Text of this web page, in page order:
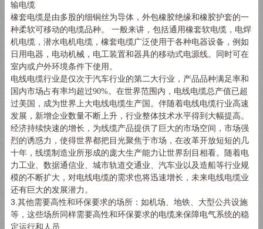
输电缆
橡套电缆是由多股的细铜丝为导体，外包橡胶绝缘和橡胶护套的一
种柔软可移动的电缆品种。 一般来讲，包括通用橡套软电缆，电焊
机电缆，潜水电机电缆，橡套电缆广泛使用于各种电器设备，例如
日用电器，电动机械，电工装置和器具的移动式电源线。同时可在
室内或户外环境条件下使用。
电线电缆行业是仅次于汽车行业的第二大行业，产品品种满足率和
国内市场占有率均超过90%。在世界范围内，电线电缆总产值已超
过美国，成为世界上大电线电缆生产国。伴随着电线电缆行业高速
发展，新增企业数量不断上升，行业整体技术水平得到大幅提高。
经济持续快速的增长，为线缆产品提供了巨大的市场空间，市场强
烈的诱惑力，使得世界都把目光聚焦于市场，在改革开放短短的几
十年，线缆制造业所形成的庞大生产能力让世界刮目相看。随着电
力工业、数据通信业、城市轨道交通业、汽车业以及造船等行业规
模的不断扩大，对电线电缆的需求也将迅速增长，未来电线电缆业
还有巨大的发展潜力。
3.其他需要高性和环保要求的场所：如机场、地铁、大型公共设施
等，这些场所同样需要高性和环保要求的电缆来保障电气系统的稳
定运行和人员